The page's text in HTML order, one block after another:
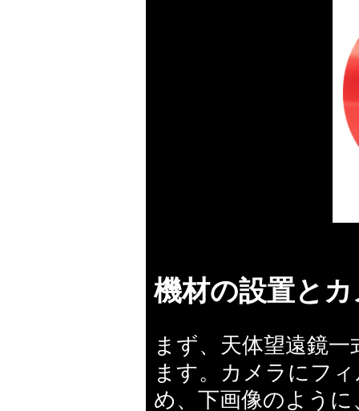
機材の設置と
まず、天体望遠鏡
ます。カメラにフ
め、下画像のよう